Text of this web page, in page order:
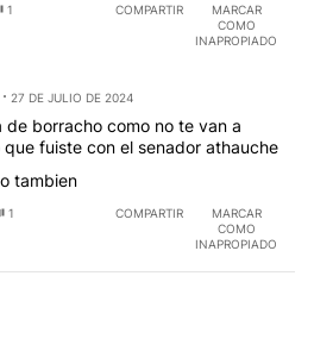
1 COMPARTIR
MARCAR
COMO
INAPROPIADO
27 DE JULIO DE 2024
de borracho como no te van a
fuiste con el senador athauche
tambien
1 COMPARTIR
MARCAR
COMO
INAPROPIADO